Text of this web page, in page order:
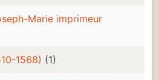
Marie imprimeur
1568) (1)